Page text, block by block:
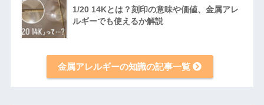
1/20 14Kとは？刻印の意味や価値、金属アレ
ルギーでも使えるか解説
金属アレルギーの知識の記事一覧